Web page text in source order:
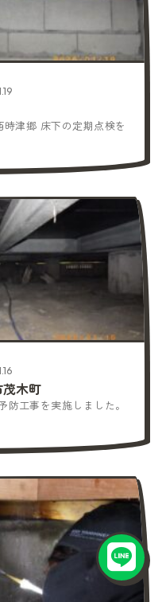
津郷 床下の定期点検を
木町
防工事を実施しました。